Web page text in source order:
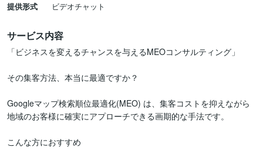
提供形式 ビデオチャット
サービス内容
「ビジネスを変えるチャンスを与えるMEOコンサルティング」
その集客方法、本当に最適ですか？
Googleマップ検索順位最適化(MEO) は、集客コストを抑えながら
地域のお客様に確実にアプローチできる画期的な手法です。
こんな方におすすめ